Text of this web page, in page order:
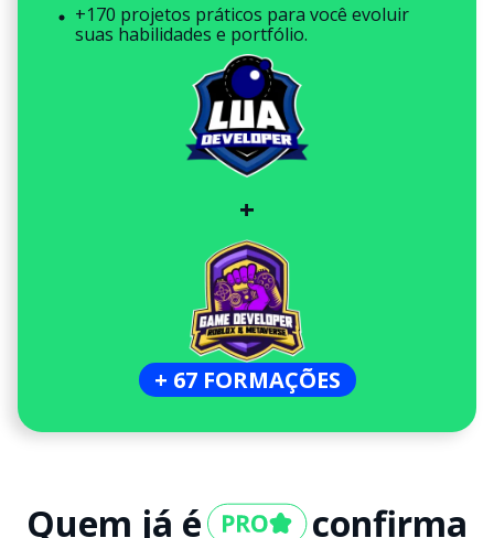
+170 projetos práticos para você evoluir
suas habilidades e portfólio.
+
+ 67 FORMAÇÕES
Quem já é confirma